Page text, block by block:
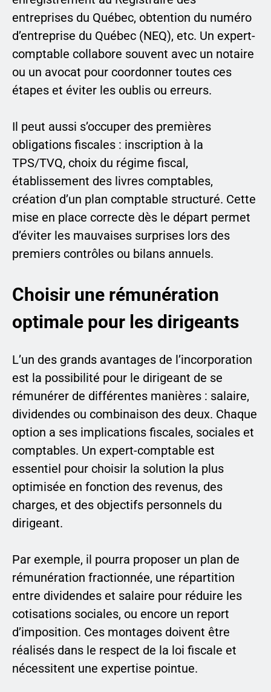
entreprises du Québec, obtention du numéro
d’entreprise du Québec (NEQ), etc. Un expert-
comptable collabore souvent avec un notaire
ou un avocat pour coordonner toutes ces
étapes et éviter les oublis ou erreurs.
Il peut aussi s’occuper des premières
obligations fiscales : inscription à la
TPS/TVQ, choix du régime fiscal,
établissement des livres comptables,
création d’un plan comptable structuré. Cette
mise en place correcte dès le départ permet
d’éviter les mauvaises surprises lors des
premiers contrôles ou bilans annuels.
Choisir une rémunération
optimale pour les dirigeants
L’un des grands avantages de l’incorporation
est la possibilité pour le dirigeant de se
rémunérer de différentes manières : salaire,
dividendes ou combinaison des deux. Chaque
option a ses implications fiscales, sociales et
comptables. Un expert-comptable est
essentiel pour choisir la solution la plus
optimisée en fonction des revenus, des
charges, et des objectifs personnels du
dirigeant.
Par exemple, il pourra proposer un plan de
rémunération fractionnée, une répartition
entre dividendes et salaire pour réduire les
cotisations sociales, ou encore un report
d’imposition. Ces montages doivent être
réalisés dans le respect de la loi fiscale et
nécessitent une expertise pointue.